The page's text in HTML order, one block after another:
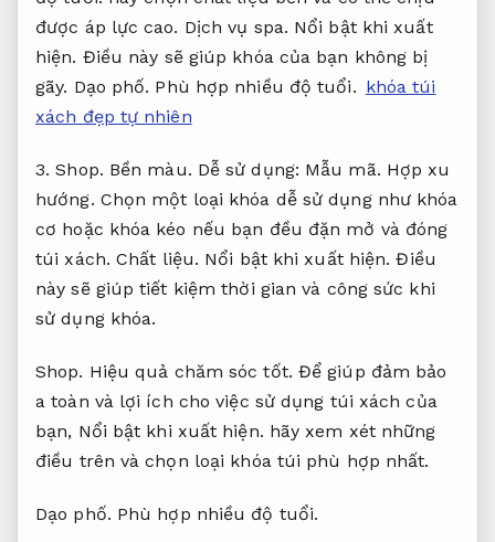
được áp lực cao. Dịch vụ spa. Nổi bật khi xuất
hiện. Điều này sẽ giúp khóa của bạn không bị
gãy. Dạo phố. Phù hợp nhiều độ tuổi. khóa túi
xách đẹp tự nhiên
3.Shop. Bền màu. Dễ sử dụng: Mẫu mã. Hợp xu
hướng. Chọn một loại khóa dễ sử dụng như khóa
cơ hoặc khóa kéo nếu bạn đều đặn mở và đóng
túi xách. Chất liệu. Nổi bật khi xuất hiện. Điều
này sẽ giúp tiết kiệm thời gian và công sức khi
sử dụng khóa.
Shop. Hiệu quả chăm sóc tốt. Để giúp đảm bảo
a toàn và lợi ích cho việc sử dụng túi xách của
bạn, Nổi bật khi xuất hiện. hãy xem xét những
điều trên và chọn loại khóa túi phù hợp nhất.
Dạo phố. Phù hợp nhiều độ tuổi.